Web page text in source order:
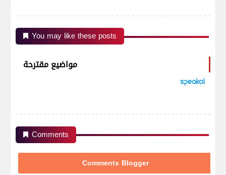
You may like these posts
مواضيع مقترحة
Comments
Comments Blogger